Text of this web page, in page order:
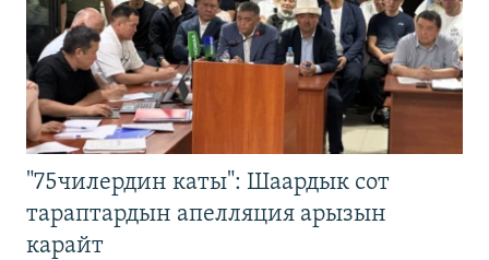
"75чилердин каты": Шаардык сот
тараптардын апелляция арызын
карайт